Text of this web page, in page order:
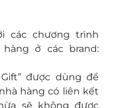
mắm, thịt kho
chả cá cơm cháy,…
tinh tế như tôm
hải sâm cơm cháy,
Vọng, chả mực Hạ
thành và phát triển,
các chương trình
ở các brand:
Gift” được dùng để
hàng có liên kết
sẽ không được